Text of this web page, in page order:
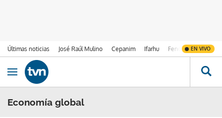
Últimas noticias José Raúl Mulino Cepanim Ifarhu Fenómeno de El
EN VIVO
Ir al contenido
Obrir navegació
Economía global